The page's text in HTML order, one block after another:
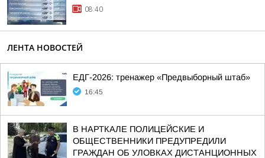
08:40
ЛЕНТА НОВОСТЕЙ
ЕДГ-2026: тренажер «Предвыборный штаб»
16:45
В НАРТКАЛЕ ПОЛИЦЕЙСКИЕ И
ОБЩЕСТВЕННИКИ ПРЕДУПРЕДИЛИ
ГРАЖДАН ОБ УЛОВКАХ ДИСТАНЦИОННЫХ